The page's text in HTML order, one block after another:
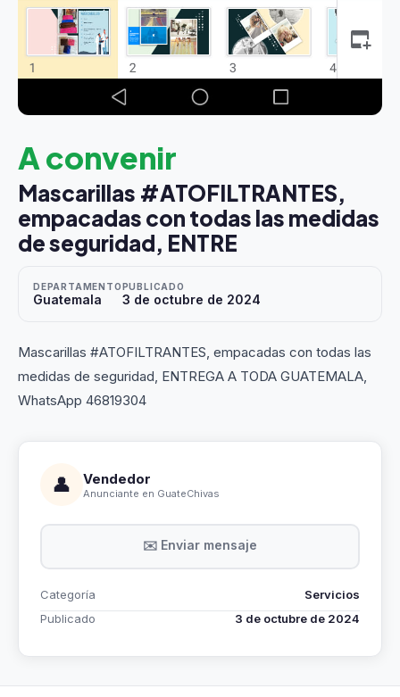
A convenir
Mascarillas #ATOFILTRANTES,
empacadas con todas las medidas
de seguridad, ENTRE
DEPARTAMENTO
Guatemala
PUBLICADO
3 de octubre de 2024
Mascarillas #ATOFILTRANTES, empacadas con todas las
medidas de seguridad, ENTREGA A TODA GUATEMALA,
WhatsApp 46819304
👤 Vendedor
Anunciante en GuateChivas
✉️ Enviar mensaje
Categoría
Servicios
Publicado
3 de octubre de 2024